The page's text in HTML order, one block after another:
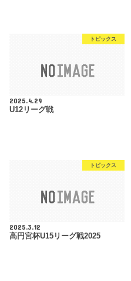
トピックス
2025.4.29
U12リーグ戦
トピックス
2025.3.12
高円宮杯U15リーグ戦2025